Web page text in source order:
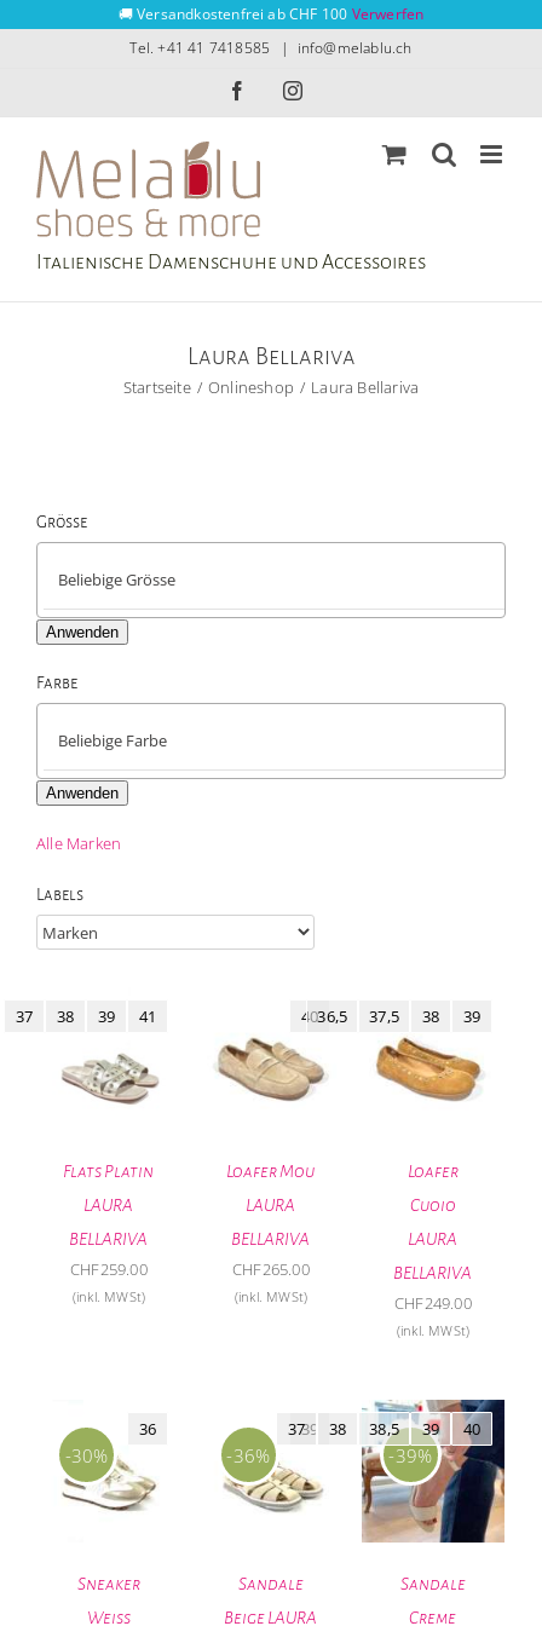
🚚 Versandkostenfrei ab CHF 100 Verwerfen
Tel. +41 41 7418585 | info@melablu.ch
FacebookInstagram
Italienische Damenschuhe und Accessoires
Laura Bellariva
Startseite Onlineshop Laura Bellariva
Flats Platin
LAURA
BELLARIVA
37 38 39 41
CHF259.00
(inkl. MWSt)
Loafer Mou
LAURA
BELLARIVA
40
CHF265.00
(inkl. MWSt)
Loafer
Cuoio
LAURA
BELLARIVA
36,5 37,5 38 39
CHF249.00
(inkl. MWSt)
-30%
Sneaker
Weiss
36
-36%
Sandale
Beige LAURA
39
-39%
Sandale
Creme
37 38 38,5 39 40
Grösse
Anwenden
Farbe
Anwenden
Alle Marken
Labels